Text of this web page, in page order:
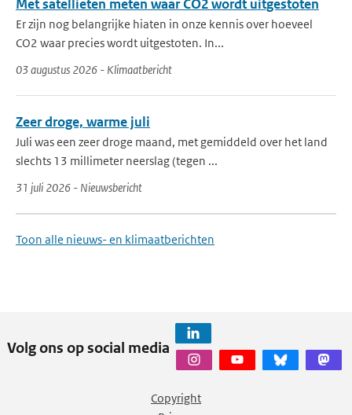
Met satellieten meten waar CO2 wordt uitgestoten
Er zijn nog belangrijke hiaten in onze kennis over hoeveel
CO2 waar precies wordt uitgestoten. In...
03 augustus 2026 - Klimaatbericht
Zeer droge, warme juli
Juli was een zeer droge maand, met gemiddeld over het land
slechts 13 millimeter neerslag (tegen ...
31 juli 2026 - Nieuwsbericht
Toon alle nieuws- en klimaatberichten
Volg ons op social media
Copyright